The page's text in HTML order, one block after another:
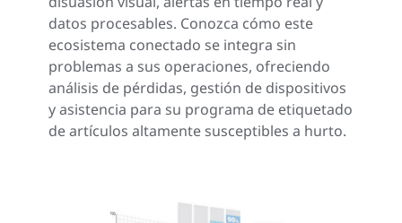
datos procesables. Conozca cómo este
ecosistema conectado se integra sin
problemas a sus operaciones, ofreciendo
análisis de pérdidas, gestión de dispositivos
y asistencia para su programa de etiquetado
de artículos altamente susceptibles a hurto.